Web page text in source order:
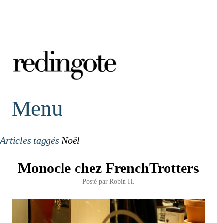
redingote.
Menu
Articles taggés Noël
Monocle chez FrenchTrotters
Posté par Robin H.